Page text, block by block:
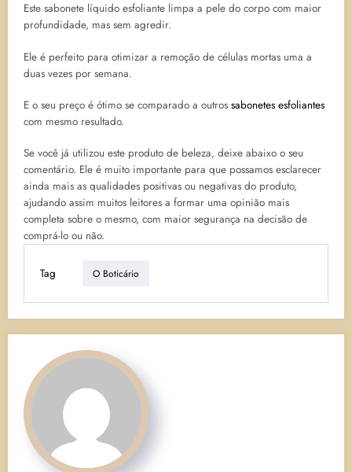
Este sabonete líquido esfoliante limpa a pele do corpo com maior
profundidade, mas sem agredir.
Ele é perfeito para otimizar a remoção de células mortas uma a
duas vezes por semana.
E o seu preço é ótimo se comparado a outros sabonetes esfoliantes
com mesmo resultado.
Se você já utilizou este produto de beleza, deixe abaixo o seu
comentário. Ele é muito importante para que possamos esclarecer
ainda mais as qualidades positivas ou negativas do produto,
ajudando assim muitos leitores a formar uma opinião mais
completa sobre o mesmo, com maior segurança na decisão de
comprá-lo ou não.
Tag O Boticário